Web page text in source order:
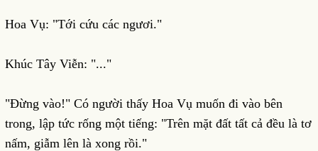
Hoa Vụ: "Tới cứu các ngươi."
Khúc Tây Viễn: "..."
"Đừng vào!" Có người thấy Hoa Vụ muốn đi vào bên
trong, lập tức rống một tiếng: "Trên mặt đất tất cả đều là tơ
nấm, giẫm lên là xong rồi."